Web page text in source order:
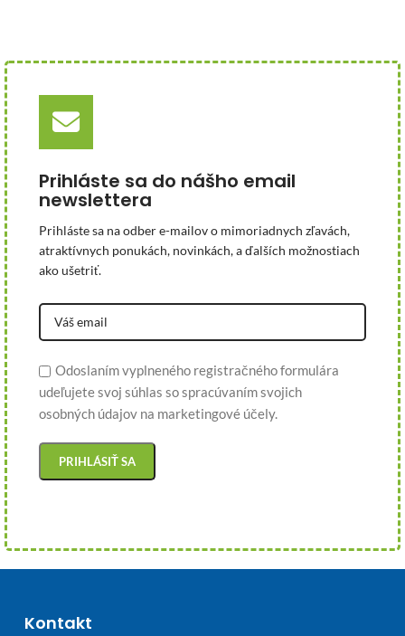
Prihláste sa do nášho email
newslettera
Prihláste sa na odber e-mailov o mimoriadnych zľavách,
atraktívnych ponukách, novinkách, a ďalších možnostiach
ako ušetriť.
Odoslaním vyplneného registračného formulára
udeľujete svoj súhlas so spracúvaním svojich
osobných údajov na marketingové účely.
Kontakt